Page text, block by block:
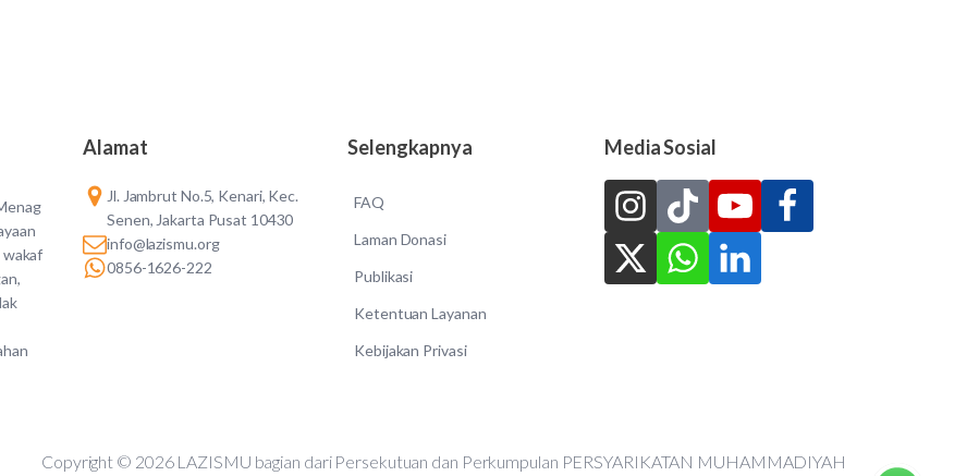
wakaf
Alamat
Jl. Jambrut No.5, Kenari, Kec.
Senen, Jakarta Pusat 10430
info@lazismu.org
0856-1626-222
Selengkapnya
FAQ
Laman Donasi
Publikasi
Ketentuan Layanan
Kebijakan Privasi
Media Sosial
Copyright © 2026 LAZISMU bagian dari Persekutuan dan Perkumpulan PERSYARIKATAN MUHAMMADIYAH